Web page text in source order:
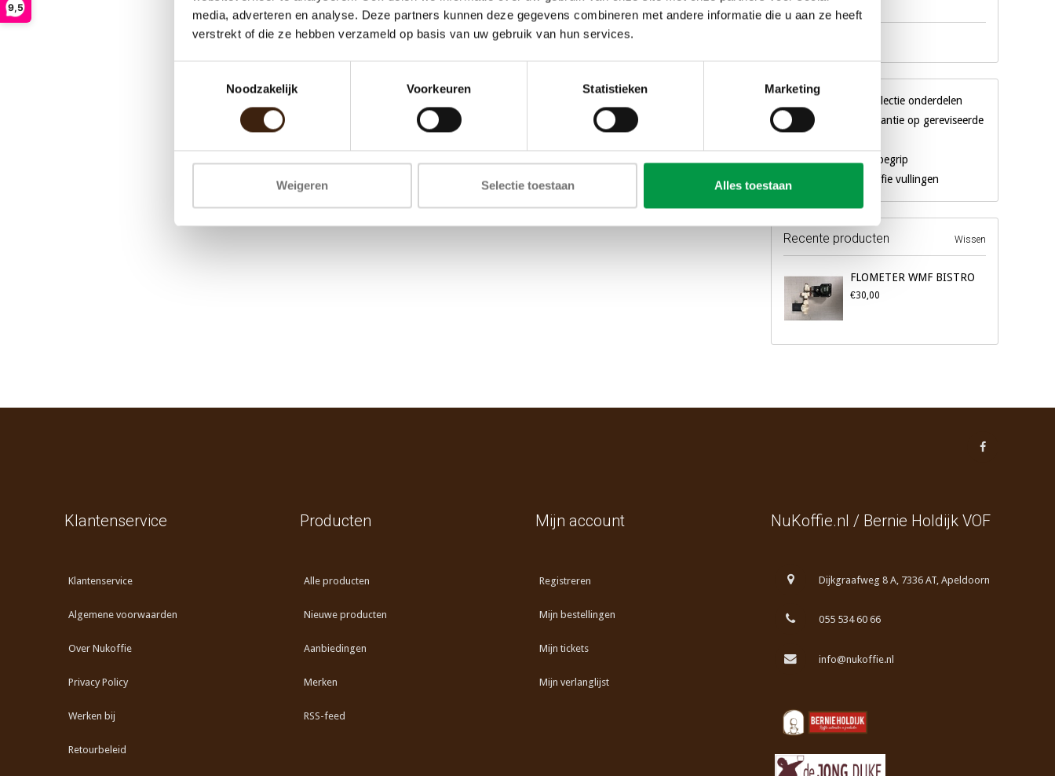
media, adverteren en analyse. Deze partners kunnen deze gegevens combineren met andere informatie die u aan ze heeft
verstrekt of die ze hebben verzameld op basis van uw gebruik van hun services.
Noodzakelijk
Voorkeuren Statistieken Marketing
Weigeren Selectie toestaan Alles toestaan
9,5
Gigantische collectie onderdelen
3 maanden garantie op gereviseerde
Al 18 jaar een begrip
Eigen merk koffie vullingen
Recente producten Wissen
FLOMETER WMF BISTRO
€30,00
Klantenservice
Klantenservice
Algemene voorwaarden
Over Nukoffie
Privacy Policy
Werken bij
Retourbeleid
Producten
Alle producten
Nieuwe producten
Aanbiedingen
Merken
RSS-feed
Mijn account
Registreren
Mijn bestellingen
Mijn tickets
Mijn verlanglijst
NuKoffie.nl / Bernie Holdijk VOF
Dijkgraafweg 8 A, 7336 AT, Apeldoorn
055 534 60 66
info@nukoffie.nl